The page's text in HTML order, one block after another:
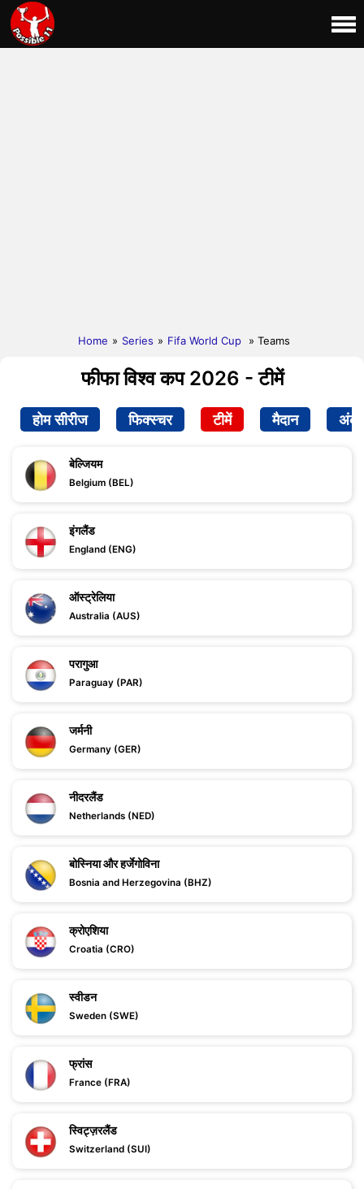
Home » Series » Fifa World Cup » Teams
फीफा विश्व कप 2026 - टीमें
होम सीरीज फिक्स्चर टीमें मैदान अंक
बेल्जियम
Belgium (BEL)
इंगलैंड
England (ENG)
ऑस्ट्रेलिया
Australia (AUS)
परागुआ
Paraguay (PAR)
जर्मनी
Germany (GER)
नीदरलैंड
Netherlands (NED)
बोस्निया और हर्जेगोविना
Bosnia and Herzegovina (BHZ)
क्रोएशिया
Croatia (CRO)
स्वीडन
Sweden (SWE)
फ्रांस
France (FRA)
स्विट्ज़रलैंड
Switzerland (SUI)